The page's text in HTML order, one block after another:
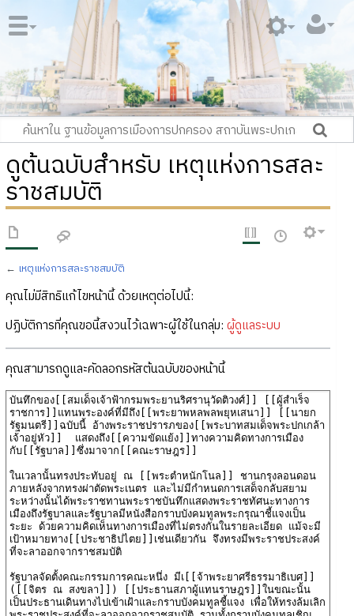
ดูต้นฉบับสำหรับ เหตุแห่งการสละ
ราชสมบัติ
← เหตุแห่งการสละราชสมบัติ
คุณไม่มีสิทธิแก้ไขหน้านี้ ด้วยเหตุต่อไปนี้:
ปฏิบัติการที่คุณขอนี้สงวนไว้เฉพาะผู้ใช้ในกลุ่ม: ผู้ดูแลระบบ
คุณสามารถดูและคัดลอกรหัสต้นฉบับของหน้านี้